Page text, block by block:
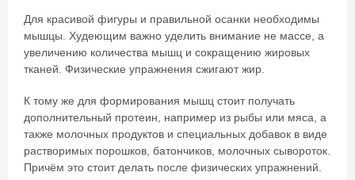
Для красивой фигуры и правильной осанки необходимы
мышцы. Худеющим важно уделить внимание не массе, а
увеличению количества мышц и сокращению жировых
тканей. Физические упражнения сжигают жир.
К тому же для формирования мышц стоит получать
дополнительный протеин, например из рыбы или мяса, а
также молочных продуктов и специальных добавок в виде
растворимых порошков, батончиков, молочных сывороток.
Причём это стоит делать после физических упражнений.